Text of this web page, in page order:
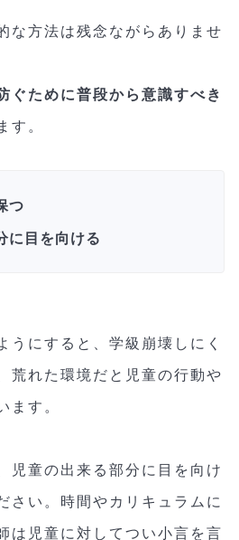
な方法は残念ながらありませ
ぐために普段から意識すべき
。
つ
に目を向ける
うにすると、学級崩壊しにく
荒れた環境だと児童の行動や
す。
児童の出来る部分に目を向け
さい。時間やカリキュラムに
は児童に対してつい小言を言